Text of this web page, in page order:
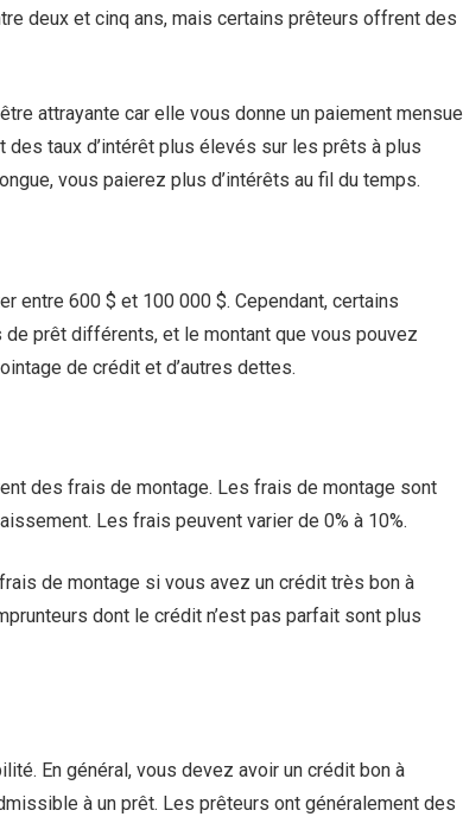
deux et cinq ans, mais certains prêteurs offrent des
attrayante car elle vous donne un paiement mensuel
taux d’intérêt plus élevés sur les prêts à plus
vous paierez plus d’intérêts au fil du temps.
entre 600 $ et 100 000 $. Cependant, certains
prêt différents, et le montant que vous pouvez
de crédit et d’autres dettes.
des frais de montage. Les frais de montage sont
Les frais peuvent varier de 0% à 10%.
de montage si vous avez un crédit très bon à
dont le crédit n’est pas parfait sont plus
En général, vous devez avoir un crédit bon à
à un prêt. Les prêteurs ont généralement des